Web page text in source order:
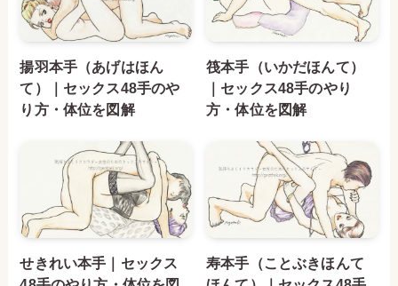
揚羽本手（あげはほん
て）｜セックス48手のや
り方・体位を図解
筏本手（いかだほんて）
｜セックス48手のやり
方・体位を図解
せきれい本手｜セックス
寿本手（ことぶきほんて